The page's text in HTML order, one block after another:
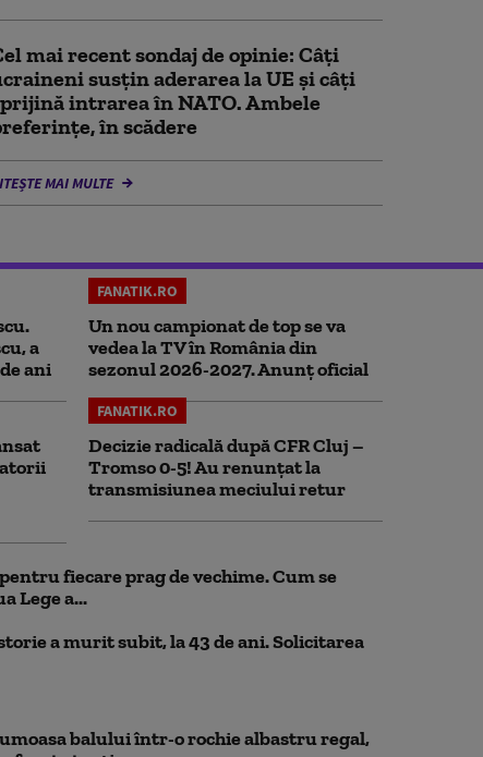
mai recent sondaj de opinie: Câți
susțin aderarea la UE și câți
intrarea în NATO. Ambele
în scădere
MAI MULTE
a
ani
FANATIK.RO
Un nou campionat de top se va
vedea la TV în România din
sezonul 2026-2027. Anunț oficial
FANATIK.RO
Decizie radicală după CFR Cluj –
Tromso 0-5! Au renunțat la
transmisiunea meciului retur
fiecare prag de vechime. Cum se
Lege a...
a murit subit, la 43 de ani. Solicitarea
balului într-o rochie albastru regal,